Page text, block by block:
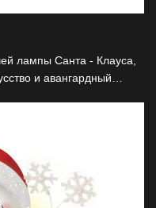
лампы Санта - Клауса,
и авангардный
и представляет
и инноваций.